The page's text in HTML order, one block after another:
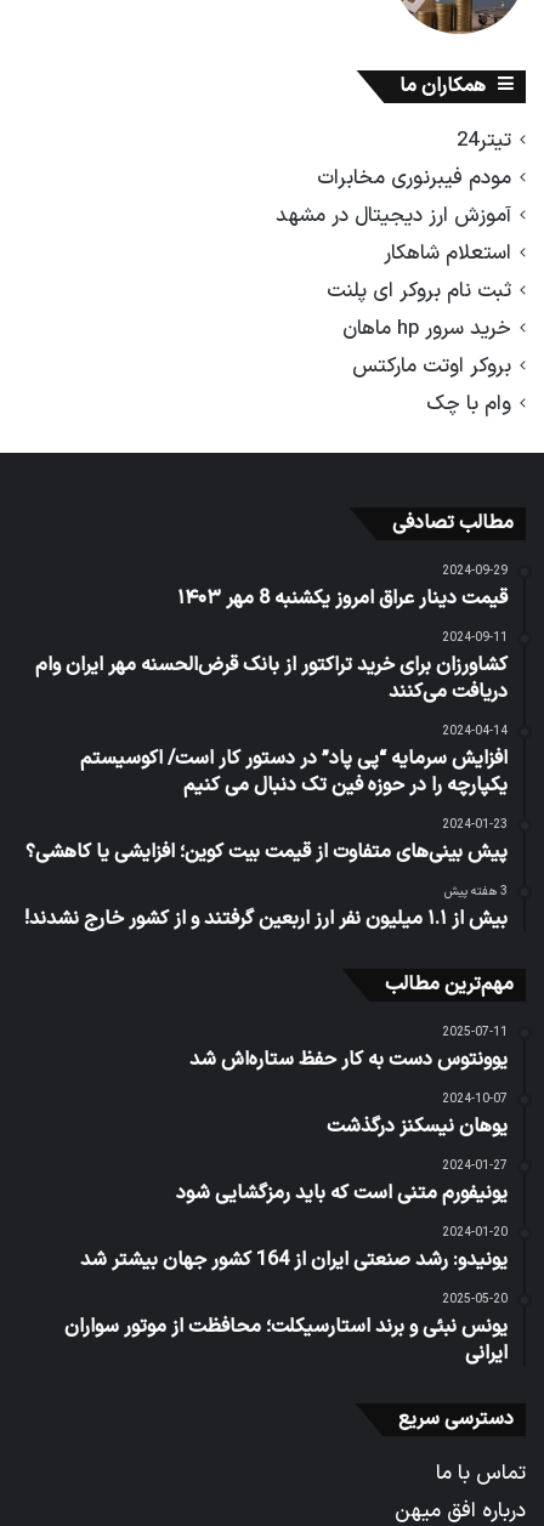
همکاران ما
تیتر24
مودم فیبرنوری مخابرات
آموزش ارز دیجیتال در مشهد
استعلام شاهکار
ثبت نام بروکر ای پلنت
خرید سرور hp ماهان
بروکر اوتت مارکتس
وام با چک
مطالب تصادفی
2024-09-29
قیمت دینار عراق امروز یکشنبه 8 مهر ۱۴۰۳
2024-09-11
کشاورزان برای خرید تراکتور از بانک قرض‌الحسنه مهر ایران وام
دریافت می‌کنند
2024-04-14
افزایش سرمایه “پی پاد” در دستور کار است/ اکوسیستم
یکپارچه را در حوزه فین تک دنبال می کنیم
2024-01-23
پیش بینی‌های متفاوت از قیمت بیت کوین؛ افزایشی یا کاهشی؟
3 هفته پیش
بیش از ۱.۱ میلیون نفر ارز اربعین گرفتند و از کشور خارج نشدند!
مهم‌ترین مطالب
2025-07-11
یوونتوس دست به کار حفظ ستاره‌اش شد
2024-10-07
یوهان نیسکنز درگذشت
2024-01-27
یونیفورم متنی است که باید رمزگشایی شود
2024-01-20
یونیدو: رشد صنعتی ایران از 164 کشور جهان بیشتر شد
2025-05-20
یونس نبئی و برند استارسیکلت؛ محافظت از موتور سواران
ایرانی
دسترسی سریع
تماس با ما
درباره افق میهن